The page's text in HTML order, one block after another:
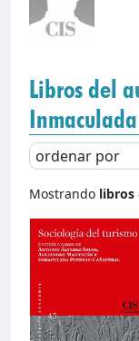
Libros del
Inmaculada
Mostrando libros